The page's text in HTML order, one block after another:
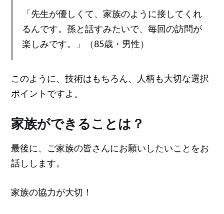
「先生が優しくて、家族のように接してくれ
るんです。孫と話すみたいで、毎回の訪問が
楽しみです。」（85歳・男性）
このように、技術はもちろん、人柄も大切な選択
ポイントですよ。
家族ができることは？
最後に、ご家族の皆さんにお願いしたいことをお
話しします。
家族の協力が大切！